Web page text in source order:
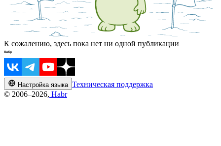
К сожалению, здесь пока нет ни одной публикации
Настройка языка Техническая поддержка
© 2006–2026, Habr